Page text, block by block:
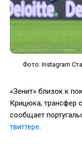
Фото: Instagram
«Зенит» близок к
Крицюка, трансфер
сообщает
твиттере.